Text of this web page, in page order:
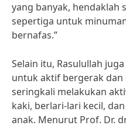
yang banyak, hendaklah
sepertiga untuk
bernafas.”
Selain itu, Rasulullah
untuk aktif bergerak dan
seringkali melakukan
kaki, berlari-lari kecil,
anak. Menurut Prof. Dr.